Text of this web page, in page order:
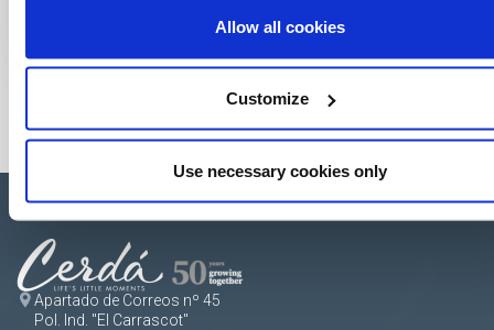
Allow all cookies
Customize
Use necessary cookies only
Apartado de Correos nº 45
Pol. Ind. "El Carrascot"